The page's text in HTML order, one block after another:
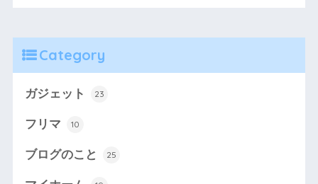
Category
ガジェット 23
フリマ 10
ブログのこと 25